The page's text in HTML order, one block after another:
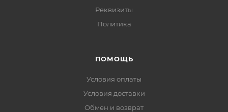
Реквизиты
Политика
ПОМОЩЬ
Условия оплаты
Условия доставки
Обмен и возврат